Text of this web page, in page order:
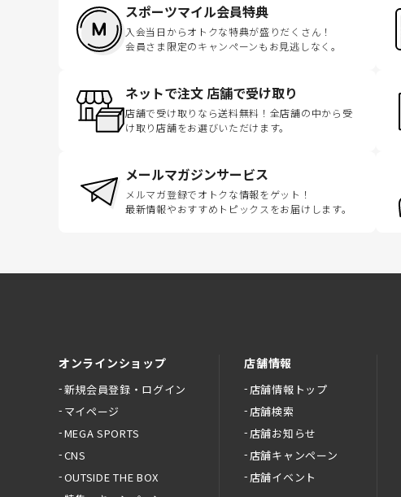
スポーツマイル会員特典
入会当日からオトクな特典が盛りだくさん！
会員さま限定のキャンペーンもお見逃しなく。
ネットで注文 店舗で受け取り
店舗で受け取りなら送料無料！全店舗の中から受
け取り店舗をお選びいただけます。
メールマガジンサービス
メルマガ登録でオトクな情報をゲット！
最新情報やおすすめトピックスをお届けします。
オンラインショップ
新規会員登録・ログイン
マイページ
MEGA SPORTS
CNS
OUTSIDE THE BOX
店舗情報
店舗情報トップ
店舗検索
店舗お知らせ
店舗キャンペーン
店舗イベント